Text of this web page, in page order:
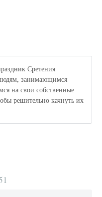
Сретения
занимающимся
на свои собственные
решительно качнуть их